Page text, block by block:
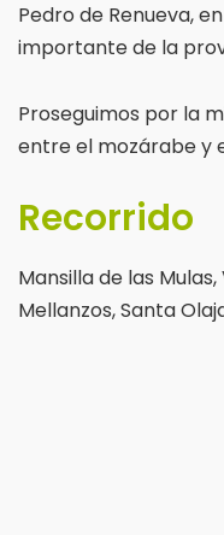
Pedro de Renueva,
importante de la
Proseguimos por la
entre el mozárabe y
Recorrido
Mansilla de las
Mellanzos, Santa